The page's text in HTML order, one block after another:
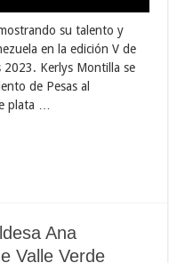
su talento y
en la edición V de
2023. Kerlys Montilla se
de Pesas al
plata …
Ana
Valle Verde